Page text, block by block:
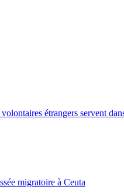
étrangers servent
migratoire à Ceuta